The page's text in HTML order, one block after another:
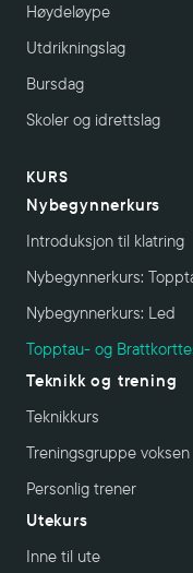
Høydeløype
Utdrikningslag
Bursdag
Skoler og idrettslag
KURS
Nybegynnerkurs
Introduksjon til klatring
Nybegynnerkurs:
Nybegynnerkurs: Led
Topptau- og
Teknikk og trening
Teknikkurs
Treningsgruppe voksen
Personlig trener
Utekurs
Inne til ute